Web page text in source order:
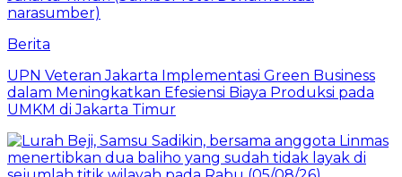
Berita
UPN Veteran Jakarta Implementasi Green Business
dalam Meningkatkan Efesiensi Biaya Produksi pada
UMKM di Jakarta Timur